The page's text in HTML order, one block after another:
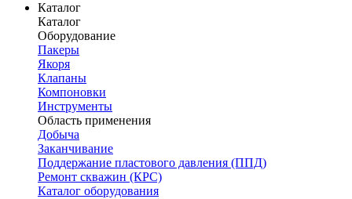
Каталог
Каталог
Оборудование
Пакеры
Якоря
Клапаны
Компоновки
Инструменты
Область применения
Добыча
Заканчивание
Поддержание пластового давления (ППД)
Ремонт скважин (КРС)
Каталог оборудования